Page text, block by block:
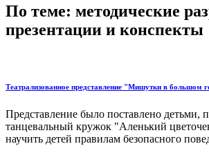
По теме: методические
презентации и конспекты
Театрализованное представление "Мишутки в большом
Представление было поставлено
танцевальный кружок "Аленький
научить детей правилам безопасного